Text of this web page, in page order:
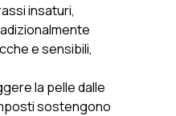
insaturi,
e sensibili,
la pelle dalle
sostengono